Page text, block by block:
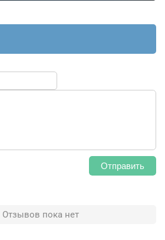
Отправить
Отзывов пока нет